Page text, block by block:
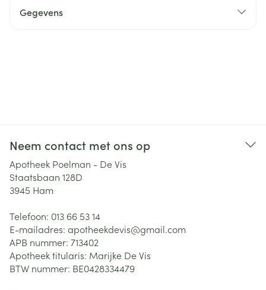
Gegevens
Neem contact met ons op
Apotheek Poelman - De Vis
Staatsbaan 128D
3945 Ham
Telefoon: 013 66 53 14
E-mailadres: apotheekdevis@gmail.com
APB nummer: 713402
Apotheek titularis: Marijke De Vis
BTW nummer: BE0428334479